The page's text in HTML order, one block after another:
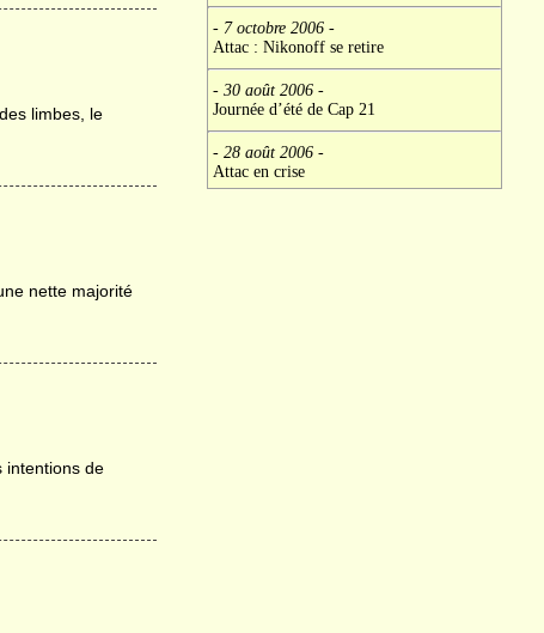
- 7 octobre 2006-
Attac : Nikonoff se retire
- 30 août 2006-
Journée d’été de Cap 21
- 28 août 2006-
Attac en crise
limbes, le
nette majorité
intentions de